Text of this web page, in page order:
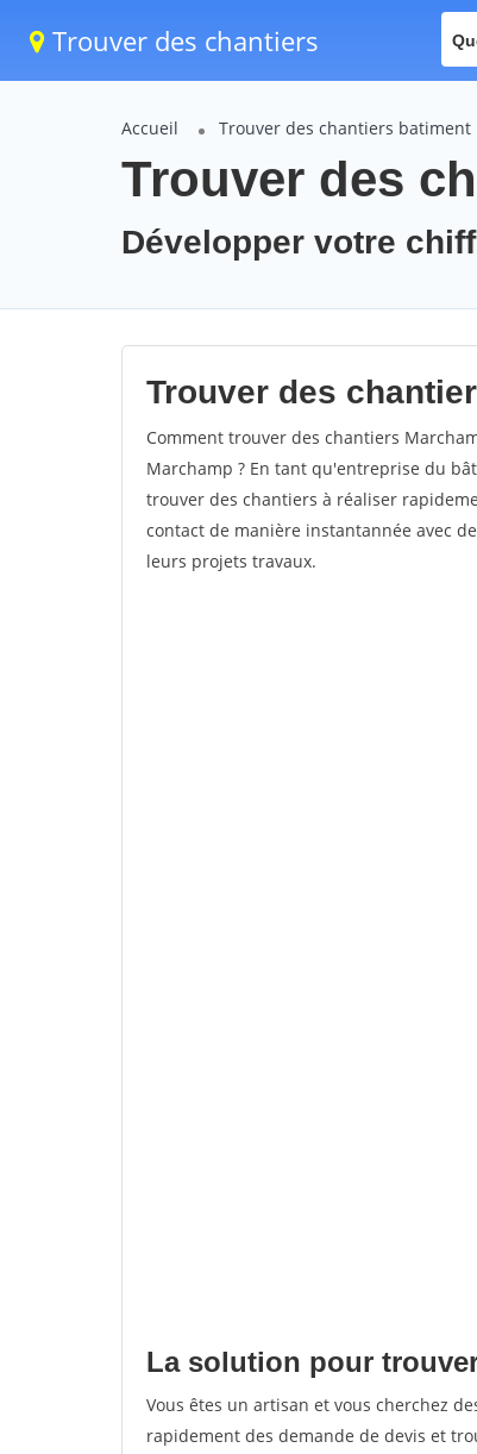
Trouver des chantiers
Accueil Trouver des chantiers batiment
Trouver des
Développer votre
Trouver des
Comment trouver des chantiers
Marchamp ? En tant qu'entreprise du
trouver des chantiers à réaliser
contact de manière instantannée avec
leurs projets travaux.
La solution pour
Vous êtes un artisan et vous cherchez
rapidement des demande de devis et